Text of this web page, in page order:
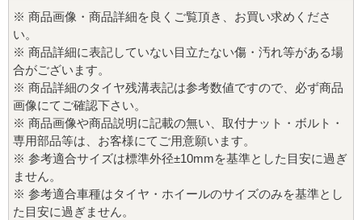
※ 商品画像・商品詳細を良くご覧頂き、お買い求めくださ
い。
※ 商品詳細に表記していない目立たない傷・汚れ等がある場
合がございます。
※ 商品詳細のタイヤ残溝表記は参考数値ですので、必ず商品
画像にてご確認下さい。
※ 商品画像や商品説明に記載の無い、取付ナット・ボルト・
専用部品等は、お客様にてご用意願います。
※ 参考適合サイズは標準外径±10mmを基準とした目安に過ぎ
ません。
※ 参考適合車種はタイヤ・ホイールのサイズのみを基準とし
た目安に過ぎません。